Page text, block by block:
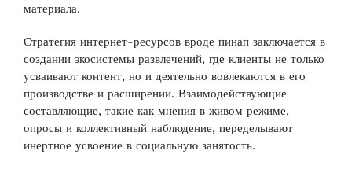
материала.
Стратегия интернет-ресурсов вроде пинап заключается в
создании экосистемы развлечений, где клиенты не только
усваивают контент, но и деятельно вовлекаются в его
производстве и расширении. Взаимодействующие
составляющие, такие как мнения в живом режиме,
опросы и коллективный наблюдение, переделывают
инертное усвоение в социальную занятость.